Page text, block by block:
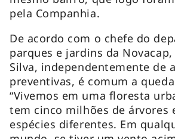
pela Companhia.
De acordo com o chefe do
parques e jardins da
Silva, independentemente de
preventivas, é comum a
“Vivemos em uma floresta
tem cinco milhões de árvores
espécies diferentes. Em